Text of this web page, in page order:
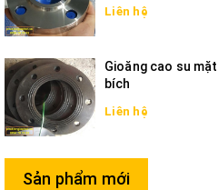
Liên hệ
Gioăng cao su mặt
bích
Liên hệ
Sản phẩm mới